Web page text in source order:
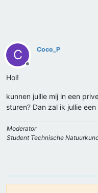
C
Offline
Coco_P
Hoi!
kunnen jullie mij in een
sturen? Dan zal ik jullie
Moderator
Student Technische